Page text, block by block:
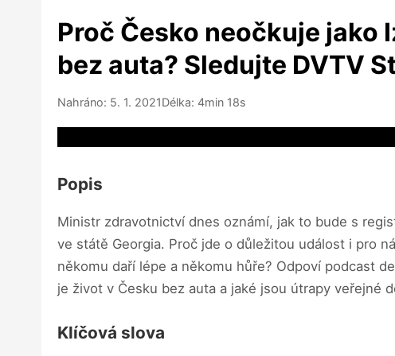
Proč Česko neočkuje jako
bez auta? Sledujte DVTV
Nahráno: 5. 1. 2021Délka: 4min 18s
Popis
Ministr zdravotnictví dnes oznámí, jak to bude s
ve státě Georgia. Proč jde o důležitou událost i pro
někomu daří lépe a někomu hůře? Odpoví podcast
je život v Česku bez auta a jaké jsou útrapy veřejné
Klíčová slova